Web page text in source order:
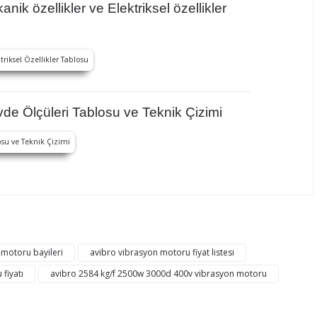
özellikler ve Elektriksel özellikler
Ölçüleri Tablosu ve Teknik Çizimi
bayileri
avibro vibrasyon motoru fiyat listesi
avibro 2584 kg/f 2500w 3000d 400v vibrasyon motoru